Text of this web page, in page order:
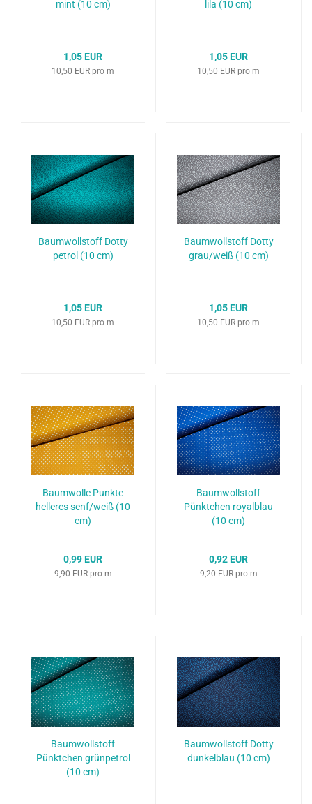
mint (10 cm)
1,05 EUR
10,50 EUR pro m
lila (10 cm)
1,05 EUR
10,50 EUR pro m
Baumwollstoff Dotty
petrol (10 cm)
1,05 EUR
10,50 EUR pro m
Baumwollstoff Dotty
grau/weiß (10 cm)
1,05 EUR
10,50 EUR pro m
Baumwolle Punkte
helleres senf/weiß (10
cm)
0,99 EUR
9,90 EUR pro m
Baumwollstoff
Pünktchen royalblau
(10 cm)
0,92 EUR
9,20 EUR pro m
Baumwollstoff
Pünktchen grünpetrol
(10 cm)
Baumwollstoff Dotty
dunkelblau (10 cm)